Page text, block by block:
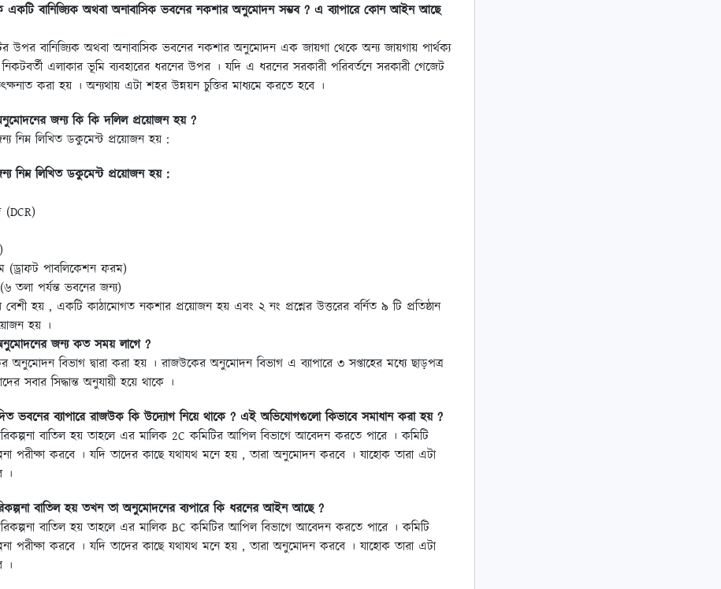
একটি বানিজ্যিক অথবা অনাবাসিক ভবনের নকশার অনুমোদন সম্ভব ? এ ব্যাপারে কোন আইন আছে
উপর বানিজ্যিক অথবা অনাবাসিক ভবনের নকশার অনুমোদন এক জায়গা থেকে অন্য জায়গায় পার্থক্য
এলাকার ভূমি ব্যবহারের ধরনের উপর । যদি এ ধরনের সরকারী পরিবর্তনে সরকারী গেজেট
করা হয় । অন্যথায় এটা শহর উন্নয়ন চুক্তির মাধ্যমে করতে হবে ।
জন্য কি কি দলিল প্রয়োজন হয় ?
নিম্ন লিখিত ডকুমেন্ট প্রয়োজন হয় :
নিম্ন লিখিত ডকুমেন্ট প্রয়োজন হয় :
(DCR)
(ড্রাফট পাবলিকেশন ফরম)
তলা পর্যন্ত ভবনের জন্য)
হয় , একটি কাঠামোগত নকশার প্রয়োজন হয় এবং ২ নং প্রশ্নের উত্তরের বর্নিত ৯ টি প্রতিষ্ঠান
হয় ।
জন্য কত সময় লাগে ?
অনুমোদন বিভাগ দ্বারা করা হয় । রাজউকের অনুমোদন বিভাগ এ ব্যাপারে ৩ সপ্তাহের মধ্যে ছাড়পত্র
সবার সিদ্ধান্ত অনুযায়ী হয়ে থাকে ।
ভবনের ব্যাপারে রাজউক কি উদ্যোগ নিয়ে থাকে ? এই অভিযোগগুলো কিভাবে সমাধান করা হয় ?
বাতিল হয় তাহলে এর মালিক 2C কমিটির আপিল বিভাগে আবেদন করতে পারে । কমিটি
পরীক্ষা করবে । যদি তাদের কাছে যথাযথ মনে হয় , তারা অনুমোদন করবে । যাহোক তারা এটা
।
বাতিল হয় তখন তা অনুমোদনের ব্যপারে কি ধরনের আইন আছে ?
বাতিল হয় তাহলে এর মালিক BC কমিটির আপিল বিভাগে আবেদন করতে পারে । কমিটি
পরীক্ষা করবে । যদি তাদের কাছে যথাযথ মনে হয় , তারা অনুমোদন করবে । যাহোক তারা এটা
।